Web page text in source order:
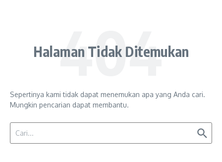
Halaman Tidak Ditemukan
Sepertinya kami tidak dapat menemukan apa yang Anda cari.
Mungkin pencarian dapat membantu.